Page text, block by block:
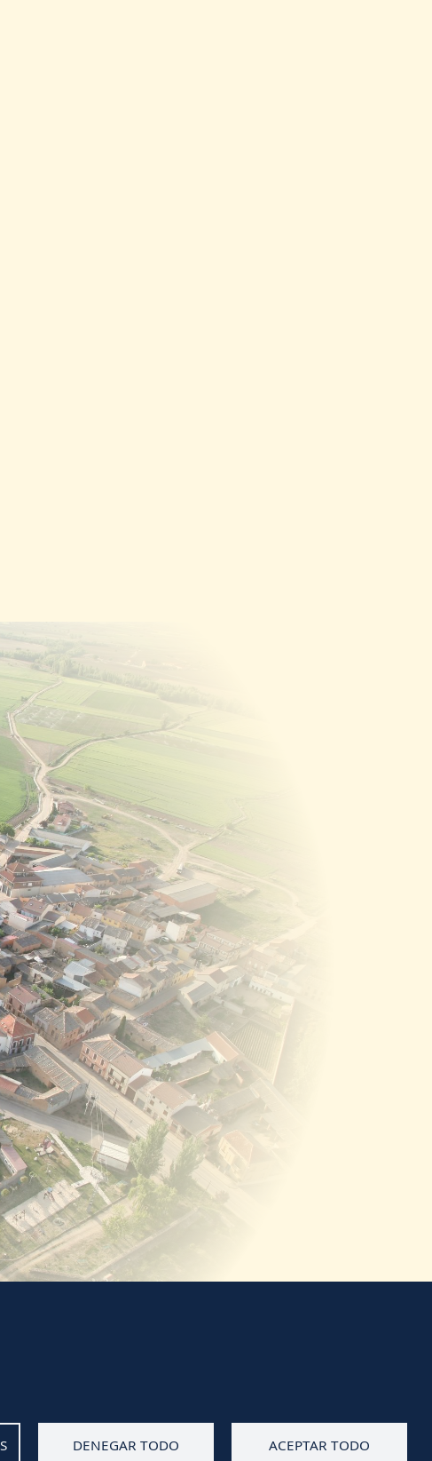
DENEGAR TODO ACEPTAR TODO
Iniciar Sesión